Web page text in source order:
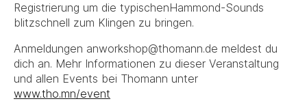
Registrierung um die typischenHammond-Sounds
blitzschnell zum Klingen zu bringen.
Anmeldungen anworkshop@thomann.de meldest du
dich an. Mehr Informationen zu dieser Veranstaltung
und allen Events bei Thomann unter
www.tho.mn/event